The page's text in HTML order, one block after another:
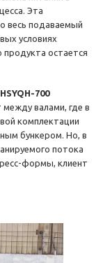
Эта
весь подаваемый
условиях
продукта остается
700
валами, где в
комплектации
бункером. Но, в
потока
формы, клиент